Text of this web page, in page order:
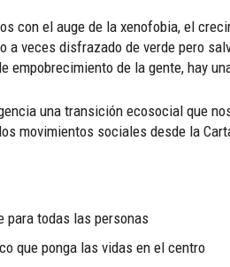
con el auge de la xenofobia, el
a veces disfrazado de verde pero
empobrecimiento de la gente, hay
una transición ecosocial que
movimientos sociales desde la
para todas las personas
que ponga las vidas en el centro